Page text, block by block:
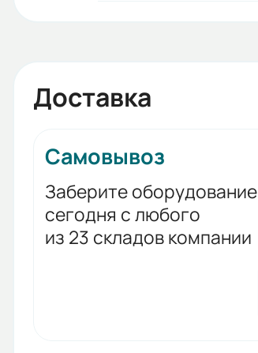
Доставка
Самовывоз
Заберите оборудование
сегодня с любого
из 23 складов компании